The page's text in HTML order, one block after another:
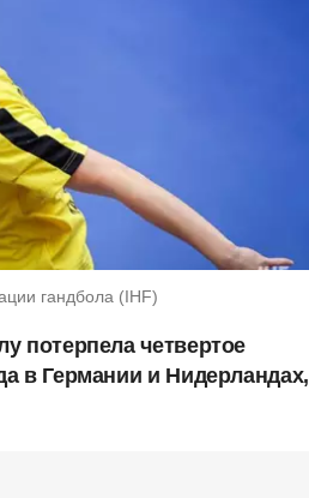
гандбола (IHF)
потерпела четвертое
в Германии и Нидерландах,